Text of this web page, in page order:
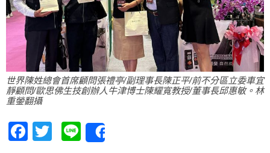
世界陳姓總會首席顧問張禮亭/副理事長陳正平/前不分區立委車宜
靜顧問/歐思佛生技創辦人牛津博士陳耀寬教授/董事長邱惠敏。林
重鎣翻攝
Facebook
Twitter
Line